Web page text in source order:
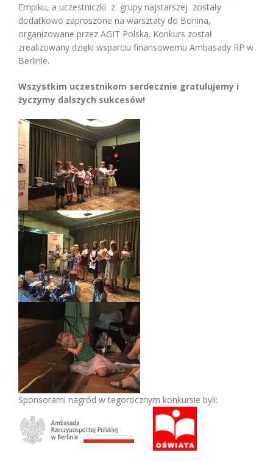
Empiku, a uczestniczki z grupy najstarszej zostały
dodatkowo zaproszone na warsztaty do Bonina,
organizowane przez AGIT Polska. Konkurs został
zrealizowany dzięki wsparciu finansowemu Ambasady RP w
Berlinie.
Wszystkim uczestnikom serdecznie gratulujemy i
życzymy dalszych sukcesów!
Sponsorami nagród w tegorocznym konkursie byli: